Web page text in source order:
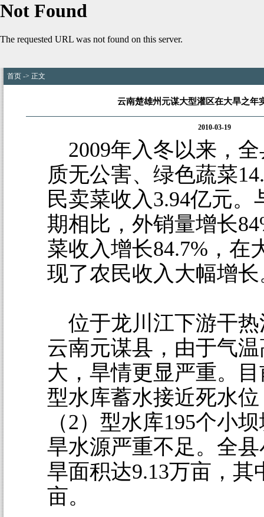
首页 -> 正文
云南楚雄州元谋大型灌区在大旱之年
2010-03-19
2009年入冬以来，
质无公害、绿色蔬菜
民卖菜收入3.94亿元。
期相比，外销量增长
菜收入增长84.7%，在
现了农民收入大幅增
位于龙川江下游干热
云南元谋县，由于气
大，旱情更显严重。
型水库蓄水接近死水
（2）型水库195个小
旱水源严重不足。全
旱面积达9.13万亩，其
亩。